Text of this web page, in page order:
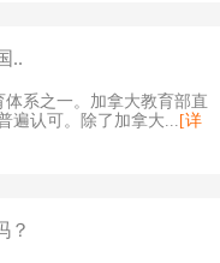
..
系之一。加拿大教育部直
遍认可。除了加拿大... [详
？